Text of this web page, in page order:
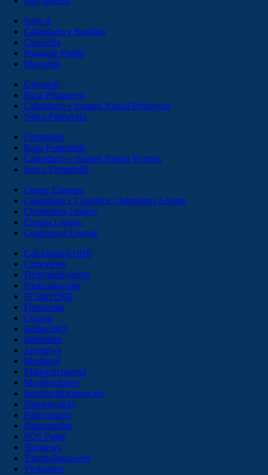
Serie A
Calendario e Risultati
Classifica
Prossime Partite
Marcatori
Giovanili
Rosa Primavera
Calendario e risultati Napoli Primavera
News Primavera
Femminile
Rosa Femminile
Calendario e risultati Napoli Women
News Femminile
Coppe Europee
Calendario e Classifica Champions League
Champions League
Europa League
Conference League
Calcionapoli1926
Cittaceleste
Derbyderbyderby
Fantamagazine
FCInter1908
Forzaroma
Golssip
Hellas1903
Ilmilanista
Juvenews
Mediagol
Milanistichannel
Mondoudinese
Notiziecalciomercato
Numericalcio
Padovasport
Pianetamilan
SOS Fanta
Toronews
Tuttobolognaweb
Violanews